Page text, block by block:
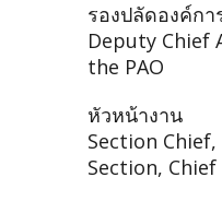
รองปลัดองค์ก
Deputy
the PAO
หัวหน้างาน
Section
Section,